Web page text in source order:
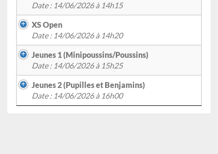
Date : 14/06/2026 à 14h15
XS Open
Date : 14/06/2026 à 14h20
Jeunes 1 (Minipoussins/Poussins)
Date : 14/06/2026 à 15h25
Jeunes 2 (Pupilles et Benjamins)
Date : 14/06/2026 à 16h00